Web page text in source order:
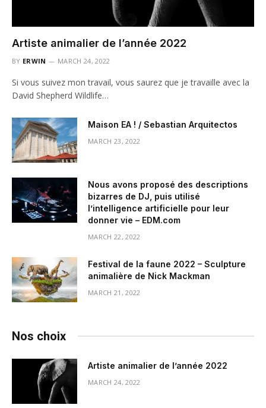
Artiste animalier de l’année 2022
BY ERWIN MARCH 24, 2022
Si vous suivez mon travail, vous saurez que je travaille avec la
David Shepherd Wildlife…
Maison EA ! / Sebastian Arquitectos
MARCH 23, 2022
Nous avons proposé des descriptions
bizarres de DJ, puis utilisé
l’intelligence artificielle pour leur
donner vie – EDM.com
MARCH 22, 2022
Festival de la faune 2022 – Sculpture
animalière de Nick Mackman
MARCH 21, 2022
Nos choix
Artiste animalier de l’année 2022
MARCH 24, 2022